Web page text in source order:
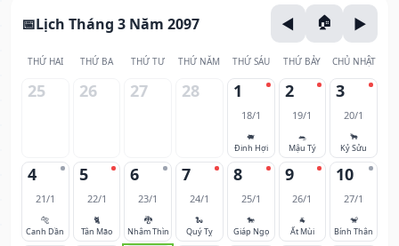
Lịch Tháng 3 Năm 2097
THỨ HAI THỨ BA THỨ TƯ THỨ NĂM THỨ SÁU THỨ BẢY CHỦ NHẬT
25 26 27 28 1
18/1
🐖
Đinh Hợi
2
19/1
🐀
Mậu Tý
3
20/1
🐂
Kỷ Sửu
4
21/1
🐅
Canh Dần
5
22/1
🐈
Tân Mão
6
23/1
🐉
Nhâm Thìn
7
24/1
🐍
Quý Tỵ
8
25/1
🐎
Giáp Ngọ
9
26/1
🐐
Ất Mùi
10
27/1
🐒
Bính Thân